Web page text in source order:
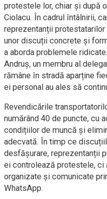
protestele lor, chiar și după
Ciolacu. În cadrul întâlnirii,
reprezentanții
unor discuții concrete și
a aborda problemele
Andruș, un membru al
rămâne în stradă aparține
ei personal au ales să
Revendicările
numărând 40 de puncte, cu
condițiilor de muncă și
adecvată. În timp ce
desfășurare, reprezentanții
ei controlează protestele, ci
organizate și comunicate
WhatsApp.